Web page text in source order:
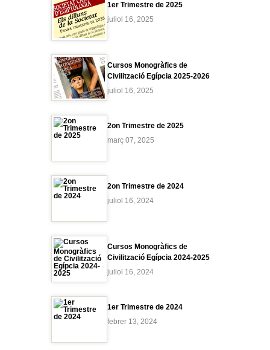
1er Trimestre de 2025
juliol 16, 2025
Cursos Monogràfics de
Civilització Egípcia 2025-2026
juliol 16, 2025
2on Trimestre de 2025
març 07, 2025
2on Trimestre de 2024
juliol 16, 2024
Cursos Monogràfics de
Civilització Egípcia 2024-2025
juliol 16, 2024
1er Trimestre de 2024
febrer 13, 2024